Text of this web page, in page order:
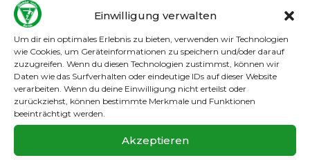
Einwilligung verwalten
Um dir ein optimales Erlebnis zu bieten, verwenden wir Technologien
wie Cookies, um Geräteinformationen zu speichern und/oder darauf
zuzugreifen. Wenn du diesen Technologien zustimmst, können wir
Daten wie das Surfverhalten oder eindeutige IDs auf dieser Website
verarbeiten. Wenn du deine Einwilligung nicht erteilst oder
zurückziehst, können bestimmte Merkmale und Funktionen
beeinträchtigt werden.
Akzeptieren
Unser Vereinsheim öffnet nach der
14.01. Zu beachten ist, dass ab nun wie
überall in Berlin in der Gastronomie die 2G+
Regel gilt. In der nächsten Woche, am
Samstag den 22.01. ab 17:00h, findet dort
auch wieder das traditionelle...
Weiterlesen